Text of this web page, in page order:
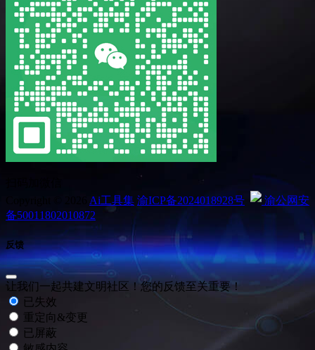
Ai工具集 渝ICP备2024018928号
渝公网安
备50011802010872
反馈
让我们一起共建文明社区！您的反馈至关重要！
已失效
重定向&变更
已屏蔽